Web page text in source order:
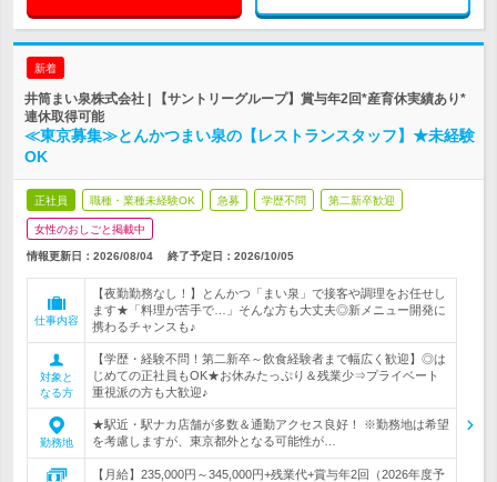
新着
井筒まい泉株式会社 | 【サントリーグループ】賞与年2回*産育休実績あり*
連休取得可能
≪東京募集≫とんかつまい泉の【レストランスタッフ】★未経験
OK
正社員 職種・業種未経験OK 急募 学歴不問 第二新卒歓迎
女性のおしごと掲載中
情報更新日：2026/08/04 終了予定日： 2026/10/05
仕事内容
【夜勤勤務なし！】とんかつ「まい泉」で接客や調理をお任せし
ます★「料理が苦手で…」そんな方も大丈夫◎新メニュー開発に
携わるチャンスも♪
対象と
なる方
【学歴・経験不問！第二新卒～飲食経験者まで幅広く歓迎】◎は
じめての正社員もOK★お休みたっぷり＆残業少⇒プライベート
重視派の方も大歓迎♪
勤務地
★駅近・駅ナカ店舗が多数＆通勤アクセス良好！ ※勤務地は希望
を考慮しますが、東京都外となる可能性が…
【月給】235,000円～345,000円+残業代+賞与年2回（2026年度予